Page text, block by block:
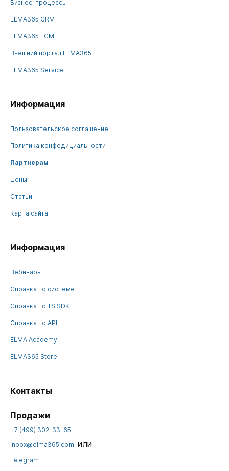
Бизнес-процессы
ELMA365 CRM
ELMA365 ECM
Внешний портал ELMA365
ELMA365 Service
Информация
Пользовательское соглашение
Политика конфедициальности
Партнерам
Цены
Статьи
Карта сайта
Информация
Вебинары
Справка по системе
Справка по TS SDK
Справка по API
ELMA Academy
ELMA365 Store
Контакты
Продажи
+7 (499) 302-33-65
inbox@elma365.com или
Telegram